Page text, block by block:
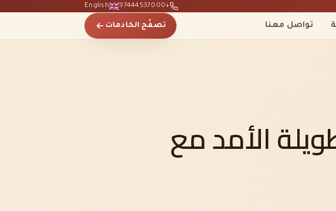
+97444537000
English
تواصل معنا تصفّح الخادمات
الأمد مع